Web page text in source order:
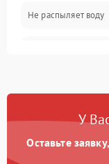
Программное
Не распыляет воду
Проблемы с
Не работает
У
Оставьте